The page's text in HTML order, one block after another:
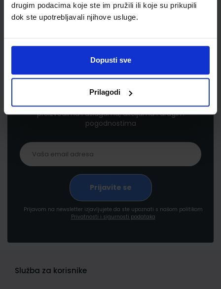
drugim podacima koje ste im pružili ili koje su prikupili
dok ste upotrebljavali njihove usluge.
Dopusti sve
Prilagodi
Newsletter prijava
Prijavite se kako bi primali informacije o novim
proizvodima i uslugama, akcijama i drugim
pogodnostima
Prijavom na newsletter izjavljujete da ste upoznati s našom politikom
Privatnosti i sigurnosti podataka
Služba za korisnike